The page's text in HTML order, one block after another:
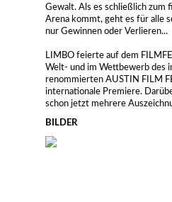
Gewalt. Als es schließlich zum
Arena kommt, geht es für alle
nur Gewinnen oder Verlieren...
LIMBO feierte auf dem
Welt- und im Wettbewerb des
renommierten AUSTIN FILM
internationale Premiere.
schon jetzt mehrere
BILDER